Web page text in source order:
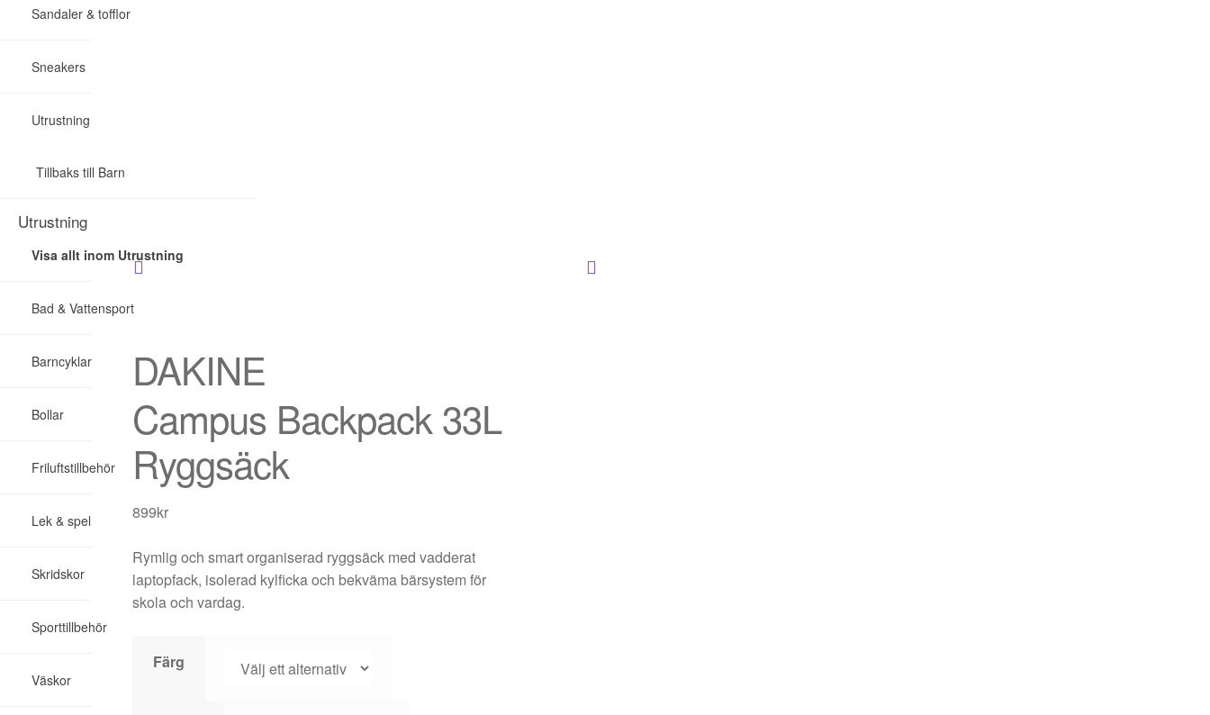
Sandaler & tofflor
Sneakers
Utrustning
Tillbaks till Barn
Utrustning
Visa allt inom Utrustning
Bad & Vattensport
Barncyklar
Bollar
Friluftstillbehör
Lek & spel
Skridskor
Sporttillbehör
Väskor
evi
s
DAKINE
Campus Backpack 33L
Ryggsäck
899kr
Rymlig och smart organiserad ryggsäck med vadderat
laptopfack, isolerad kylficka och bekväma bärsystem för
skola och vardag.
Färg